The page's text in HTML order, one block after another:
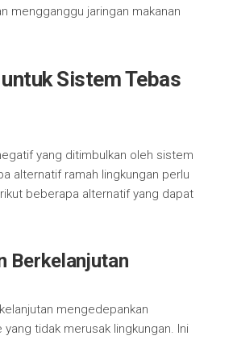
mengganggu jaringan makanan
Sistem Tebas
yang ditimbulkan oleh sistem
alternatif ramah lingkungan perlu
beberapa alternatif yang dapat
Berkelanjutan
mengedepankan
tidak merusak lingkungan. Ini